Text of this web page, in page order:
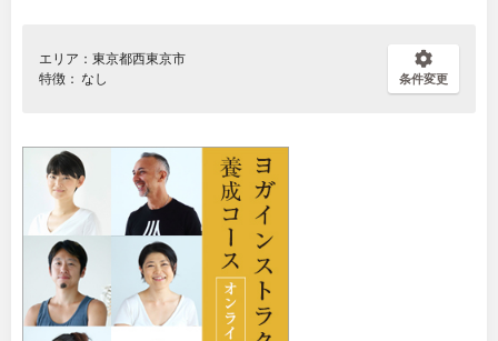
エリア：東京都西東京市
特徴： なし
条件変更